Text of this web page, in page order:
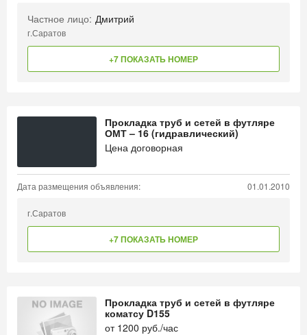
Частное лицо: Дмитрий
г.Саратов
+7 ПОКАЗАТЬ НОМЕР
Прокладка труб и сетей в футляре
ОМТ – 16 (гидравлический)
Цена договорная
Дата размещения объявления: 01.01.2010
г.Саратов
+7 ПОКАЗАТЬ НОМЕР
Прокладка труб и сетей в футляре
коматсу D155
от 1200 руб./час